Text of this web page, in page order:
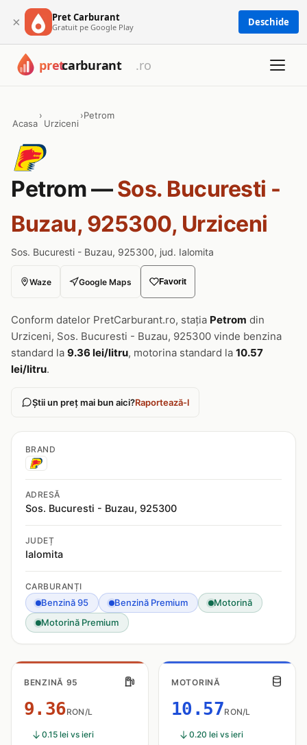
× Pret Carburant
Gratuit pe Google Play Deschide
Acasa
›
Urziceni
›Petrom
Petrom —Sos. Bucuresti -
Buzau, 925300, Urziceni
Sos. Bucuresti - Buzau, 925300, jud. Ialomita
Waze Google Maps Favorit
Conform datelor PretCarburant.ro, stația Petrom din
Urziceni, Sos. Bucuresti - Buzau, 925300 vinde benzina
standard la 9.36 lei/litru, motorina standard la 10.57
lei/litru.
Știi un preț mai bun aici?Raportează-l
BRAND
ADRESĂ
Sos. Bucuresti - Buzau, 925300
JUDEȚ
Ialomita
CARBURANȚI
Benzină 95 Benzină Premium
Motorină
Motorină Premium
BENZINĂ 95
9.36RON/L
0.15 lei vs ieri
MOTORINĂ
10.57RON/L
0.20 lei vs ieri